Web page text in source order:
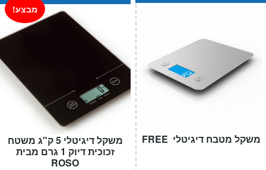
משקל דיגיטלי 5 ק"ג משטח
זכוכית דיוק 1 גרם מבית
ROSO
מבצע!
משקל מטבח דיגיטלי FREE